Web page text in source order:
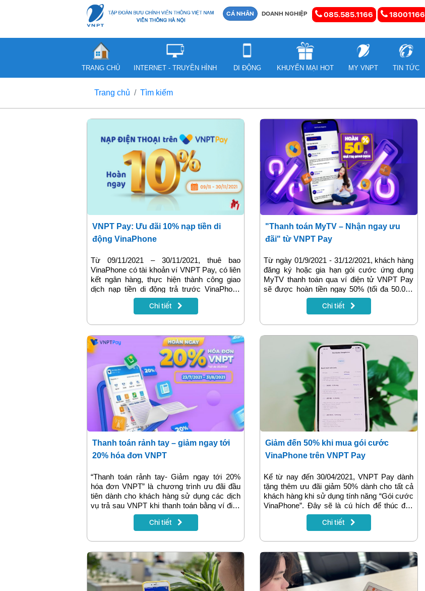
CÁ NHÂN DOANH NGHIỆP 085.585.1166 18001166
TRANG CHỦ INTERNET - TRUYỀN HÌNH DI ĐỘNG KHUYẾN MẠI HOT MY VNPT TIN TỨC
Trang chủ Tìm kiếm
VNPT Pay: Ưu đãi 10% nạp tiền di
động VinaPhone
Từ 09/11/2021 – 30/11/2021, thuê bao
VinaPhone có tài khoản ví VNPT Pay, có liên
kết ngân hàng, thực hiện thành công giao
dịch nạp tiền di động trả trước VinaPhone
nhận ngay ưu đãi 10% (tối đa 10.000đ/khách
Chi tiết
"Thanh toán MyTV – Nhận ngay ưu
đãi" từ VNPT Pay
Từ ngày 01/9/2021 - 31/12/2021, khách hàng
đăng ký hoặc gia hạn gói cước ứng dụng
MyTV thanh toán qua ví điện tử VNPT Pay
sẽ được hoàn tiền ngay 50% (tối đa 50.000
đồng/khách hàng) vào tài khoản ví. Đây là
một trong các chương trình khuyến mại dành
trên phạm vi toàn quốc.
Chi tiết
Thanh toán rảnh tay – giảm ngay tới
20% hóa đơn VNPT
“Thanh toán rảnh tay- Giảm ngay tới 20%
hóa đơn VNPT” là chương trình ưu đãi đầu
tiên dành cho khách hàng sử dụng các dịch
vụ trả sau VNPT khi thanh toán bằng ví điện
tử VNPT Pay. Giờ đây chỉ cần ngồi nhà,
chẳng cần đi xa vẫn nhận được quà lại không
23/07/2021 - 31/08/2021 trên pham vi toàn
quốc.
Chi tiết
Giảm đến 50% khi mua gói cước
VinaPhone trên VNPT Pay
Kể từ nay đến 30/04/2021, VNPT Pay dành
tặng thêm ưu đãi giảm 50% dành cho tất cả
khách hàng khi sử dụng tính năng “Gói cước
VinaPhone”. Đây sẽ là cú hích để thúc đẩy
khách hàng làm quen với hình thức mua gói
cước tiện lợi này, cũng như trải nghiệm thêm
ví điện tử VNPT Pay.
Chi tiết